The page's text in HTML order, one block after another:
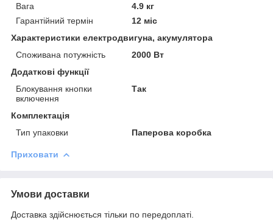
Вага
4.9 кг
Гарантійний термін
12 міс
Характеристики електродвигуна, акумулятора
Споживана потужність
2000 Вт
Додаткові функції
Блокування кнопки
включення
Так
Комплектація
Тип упаковки
Паперова коробка
Приховати
Умови доставки
Доставка здійснюється тільки по передоплаті.